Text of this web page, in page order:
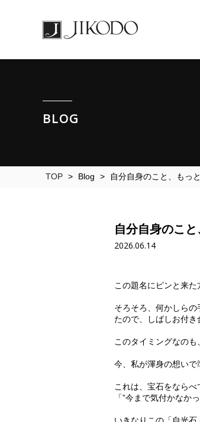
BLOG
TOP > Blog > 自分自身のこと、もっ
自分自身のこ
2026.06.14
この題名にピンと来
そろそろ、何かしら
たので、しばしお付き
このタイミングなの
今、私が渾身の想いで
これは、宝石をなら
「”今まで気付かなか